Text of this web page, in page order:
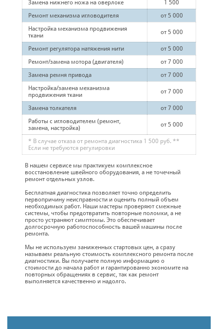
Замена нижнего ножа на оверлоке
1 500
Ремонт механизма игловодителя
от 5 000
Настройка механизма продвижения
ткани
от 5 000
Ремонт регулятора натяжения нити
от 5 000
Ремонт/замена мотора (двигателя)
от 7 000
Замена ремня привода
от 7 000
Настройка/замена механизма
продвижения ткани
от 7 000
Замена толкателя
от 7 000
Работы с игловодителем (ремонт,
замена, настройка)
от 5 000
* В случае отказа от ремонта диагностика 1 500 руб. **
Если не требуются регулировки
В нашем сервисе мы практикуем комплексное
восстановление швейного оборудования, а не точечный
ремонт отдельных узлов.
Бесплатная диагностика позволяет точно определить
первопричину неисправности и оценить полный объем
необходимых работ. Наши мастеры проверяют смежные
системы, чтобы предотвратить повторные поломки, а не
просто устраняют симптомы. Это обеспечивает
долгосрочную работоспособность вашей машины после
ремонта.
Мы не используем заниженных стартовых цен, а сразу
называем реальную стоимость комплексного ремонта после
диагностики. Вы получаете полную информацию о
стоимости до начала работ и гарантированно экономите на
повторных обращениях в сервис, так как ремонт
выполняется качественно и надолго.